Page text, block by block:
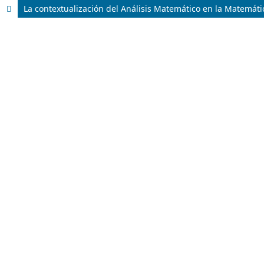
La contextualización del Análisis Matemático en la